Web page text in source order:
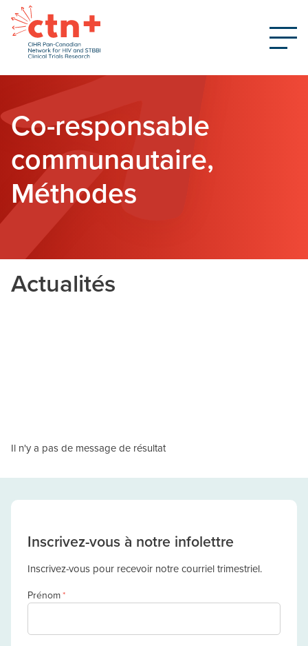
Co-responsable
communautaire,
Méthodes
Actualités
Il n'y a pas de message de résultat
Inscrivez-vous à notre infolettre
Inscrivez-vous pour recevoir notre courriel trimestriel.
Prénom*